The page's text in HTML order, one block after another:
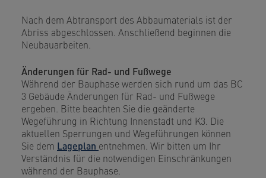
Nach dem Abtransport des Abbaumaterials ist der
Abriss abgeschlossen. Anschließend beginnen die
Neubauarbeiten.
Änderungen für Rad- und Fußwege
Während der Bauphase werden sich rund um das BC
3 Gebäude Änderungen für Rad- und Fußwege
ergeben. Bitte beachten Sie die geänderte
Wegeführung in Richtung Innenstadt und K3. Die
aktuellen Sperrungen und Wegeführungen können
Sie dem Lageplan entnehmen. Wir bitten um Ihr
Verständnis für die notwendigen Einschränkungen
während der Bauphase.